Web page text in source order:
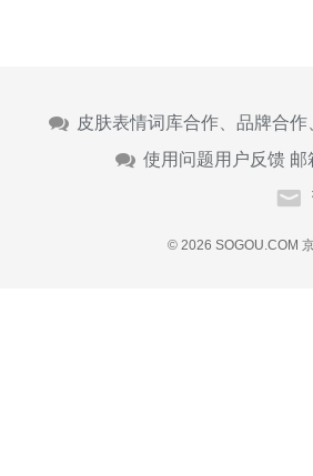
皮肤表情词库合作、品牌合
使用问题用户反馈 邮
© 2026 SOGOU.COM